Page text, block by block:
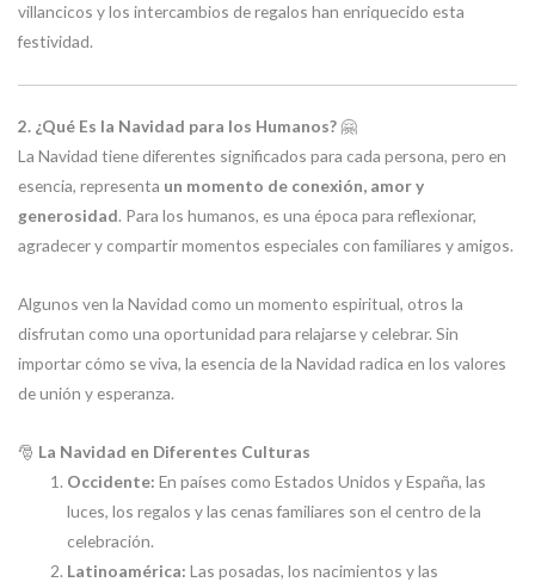
villancicos y los intercambios de regalos han enriquecido esta
festividad.
2. ¿Qué Es la Navidad para los Humanos? 🤗
La Navidad tiene diferentes significados para cada persona, pero en
esencia, representa un momento de conexión, amor y
generosidad. Para los humanos, es una época para reflexionar,
agradecer y compartir momentos especiales con familiares y amigos.
Algunos ven la Navidad como un momento espiritual, otros la
disfrutan como una oportunidad para relajarse y celebrar. Sin
importar cómo se viva, la esencia de la Navidad radica en los valores
de unión y esperanza.
🎅 La Navidad en Diferentes Culturas
Occidente: En países como Estados Unidos y España, las
luces, los regalos y las cenas familiares son el centro de la
celebración.
Latinoamérica: Las posadas, los nacimientos y las